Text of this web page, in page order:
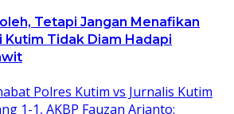
Tetapi Jangan Menafikan
Kutim Tidak Diam Hadapi